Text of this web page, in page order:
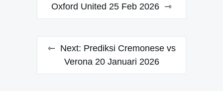
posOxford United 25 Feb 2026
Next: Prediksi Cremonese vs
Verona 20 Januari 2026